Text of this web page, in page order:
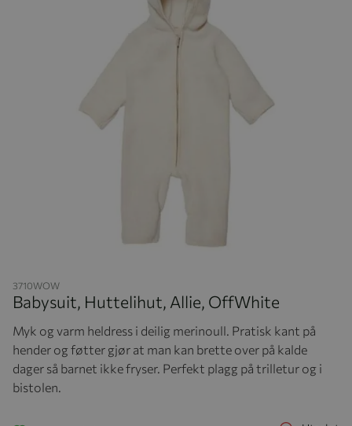
3710WOW
Babysuit, Huttelihut, Allie, OffWhite
Myk og varm heldress i deilig merinoull. Pratisk kant på
hender og føtter gjør at man kan brette over på kalde
dager så barnet ikke fryser. Perfekt plagg på trilletur og i
bistolen.